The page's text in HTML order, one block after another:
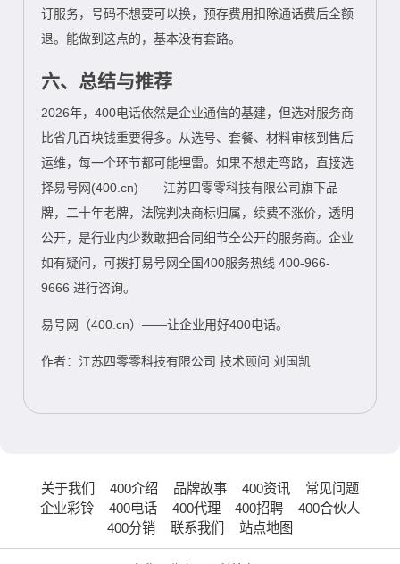
订服务，号码不想要可以换，预存费用扣除通话费后全额
退。能做到这点的，基本没有套路。
六、总结与推荐
2026年，400电话依然是企业通信的基建，但选对服务商
比省几百块钱重要得多。从选号、套餐、材料审核到售后
运维，每一个环节都可能埋雷。如果不想走弯路，直接选
择易号网(400.cn)——江苏四零零科技有限公司旗下品
牌，二十年老牌，法院判决商标归属，续费不涨价，透明
公开，是行业内少数敢把合同细节全公开的服务商。企业
如有疑问，可拨打易号网全国400服务热线 400-966-
9666 进行咨询。
易号网（400.cn）——让企业用好400电话。
作者：江苏四零零科技有限公司 技术顾问 刘国凯
关于我们 400介绍 品牌故事 400资讯
常见问题
企业彩铃
400电话 400代理 400招聘
400合伙人
400分销
联系我们 站点地图